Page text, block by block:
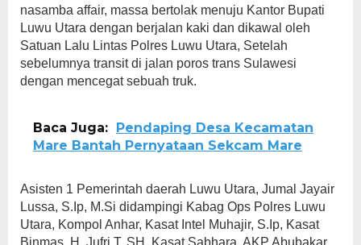
nasamba affair, massa bertolak menuju Kantor Bupati
Luwu Utara dengan berjalan kaki dan dikawal oleh
Satuan Lalu Lintas Polres Luwu Utara, Setelah
sebelumnya transit di jalan poros trans Sulawesi
dengan mencegat sebuah truk.
Baca Juga: Pendaping Desa Kecamatan
Mare Bantah Pernyataan Sekcam Mare
Asisten 1 Pemerintah daerah Luwu Utara, Jumal Jayair
Lussa, S.Ip, M.Si didampingi Kabag Ops Polres Luwu
Utara, Kompol Anhar, Kasat Intel Muhajir, S.Ip, Kasat
Binmas, H. Jufri.T, SH, Kasat Sabhara, AKP Abubakar,